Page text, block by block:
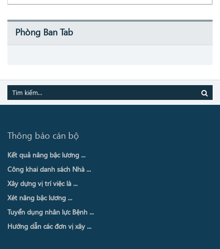
Phòng Ban Tab
Thông báo cán bộ
Kết quả nâng bậc lương ...
Công khai danh sách Nhà ...
Xây dựng vị trí việc là ...
Xét nâng bậc lương ...
Tuyển dụng nhân lực Bệnh ...
Hướng dẫn các đơn vị xây ...